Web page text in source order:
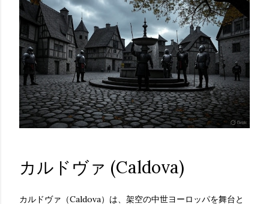
カルドヴァ (Caldova)
カルドヴァ（Caldova）は、架空の中世ヨーロッパを舞台と